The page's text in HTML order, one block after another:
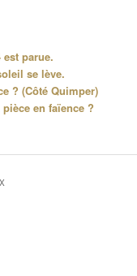
est parue.
se lève.
? (Côté Quimper)
en faïence ?